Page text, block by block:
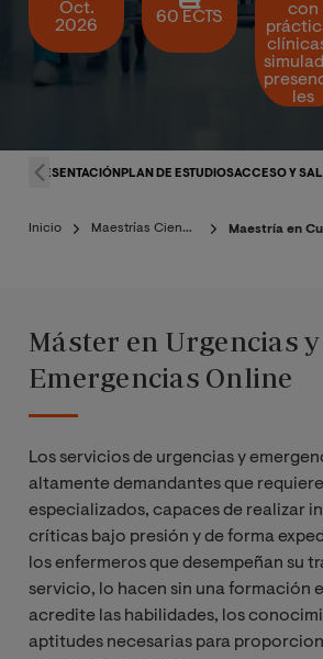
Oct.
2026
60 ECTS
con
les
PRESENTACIÓN PLAN DE ESTUDIOSACCESO Y
Inicio Maestrías Ciencias de la Salud
Máster en Urgencias y
Emergencias Online
Los servicios de urgencias y
altamente demandantes que
especializados, capaces de realizar
críticas bajo presión y de forma
los enfermeros que desempeñan su
servicio, lo hacen sin una formación
acredite las habilidades, los
aptitudes necesarias para